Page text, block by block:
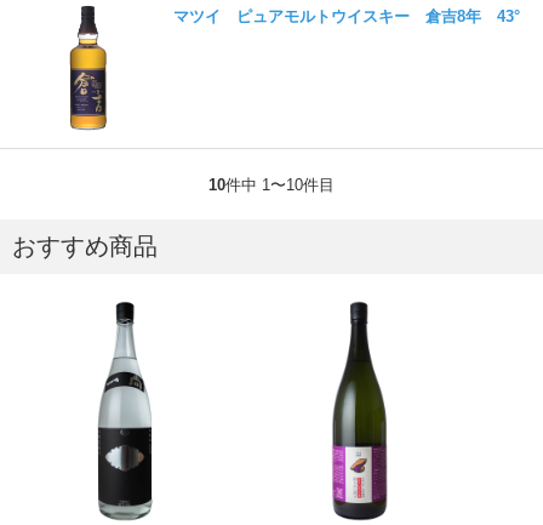
マツイ ピュアモルトウイスキー 倉吉8年 43°
10件中 1〜10件目
おすすめ商品